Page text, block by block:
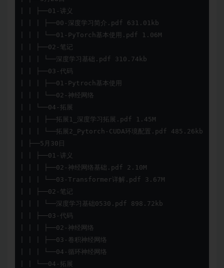
| | ├──01-讲义
| | | ├──00-深度学习简介.pdf 631.01kb
| | | └──01-PyTorch基本使用.pdf 1.06M
| | ├──02-笔记
| | | └──深度学习基础.pdf 310.74kb
| | ├──03-代码
| | | ├──01-Pytroch基本使用
| | | └──02-神经网络
| | └──04-拓展
| | | ├──拓展1_深度学习拓展.pdf 1.45M
| | | └──拓展2_Pytorch-CUDA环境配置.pdf 485.26kb
| ├──5月30日
| | ├──01-讲义
| | | ├──02-神经网络基础.pdf 2.10M
| | | └──03-Transformer详解.pdf 3.67M
| | ├──02-笔记
| | | └──深度学习基础0530.pdf 898.72kb
| | ├──03-代码
| | | ├──02-神经网络
| | | ├──03-卷积神经网络
| | | └──04-循环神经网络
| | └──04-拓展